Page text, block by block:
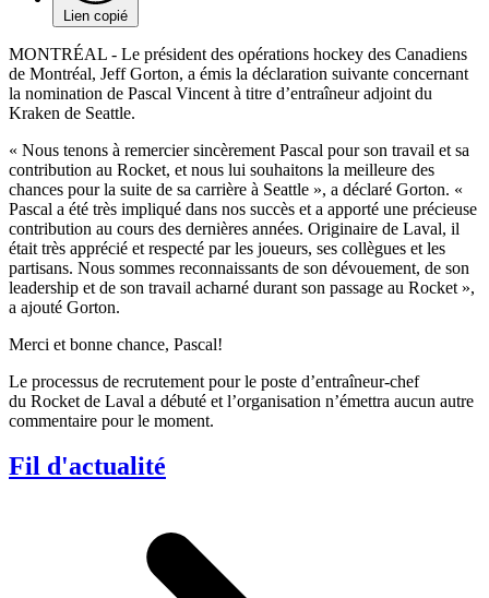
Lien copié
MONTRÉAL - Le président des opérations hockey des Canadiens
de Montréal, Jeff Gorton, a émis la déclaration suivante concernant
la nomination de Pascal Vincent à titre d’entraîneur adjoint du
Kraken de Seattle.
« Nous tenons à remercier sincèrement Pascal pour son travail et sa
contribution au Rocket, et nous lui souhaitons la meilleure des
chances pour la suite de sa carrière à Seattle », a déclaré Gorton. «
Pascal a été très impliqué dans nos succès et a apporté une précieuse
contribution au cours des dernières années. Originaire de Laval, il
était très apprécié et respecté par les joueurs, ses collègues et les
partisans. Nous sommes reconnaissants de son dévouement, de son
leadership et de son travail acharné durant son passage au Rocket »,
a ajouté Gorton.
Merci et bonne chance, Pascal!
Le processus de recrutement pour le poste d’entraîneur-chef
du Rocket de Laval a débuté et l’organisation n’émettra aucun autre
commentaire pour le moment.
Fil d'actualité